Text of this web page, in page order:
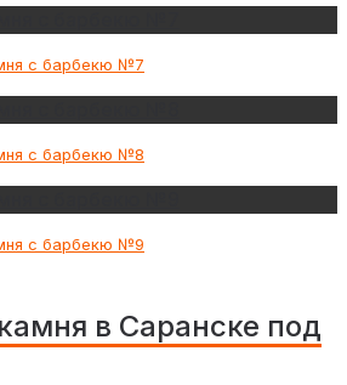
в Саранске под